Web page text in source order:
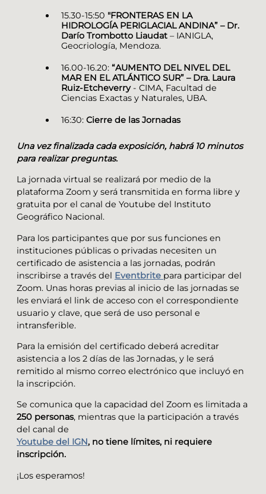
15.30-15:50 "FRONTERAS EN LA
HIDROLOGÍA PERIGLACIAL ANDINA” – Dr.
Darío Trombotto Liaudat – IANIGLA,
Geocriología, Mendoza.
16.00-16.20: “AUMENTO DEL NIVEL DEL
MAR EN EL ATLÁNTICO SUR” – Dra. Laura
Ruiz-Etcheverry- CIMA, Facultad de
Ciencias Exactas y Naturales, UBA.
16:30: Cierre de las Jornadas
Una vez finalizada cada exposición, habrá 10 minutos
para realizar preguntas.
La jornada virtual se realizará por medio de la
plataforma Zoom y será transmitida en forma libre y
gratuita por el canal de Youtube del Instituto
Geográfico Nacional.
Para los participantes que por sus funciones en
instituciones públicas o privadas necesiten un
certificado de asistencia a las jornadas, podrán
inscribirse a través del Eventbrite para participar del
Zoom. Unas horas previas al inicio de las jornadas se
les enviará el link de acceso con el correspondiente
usuario y clave, que será de uso personal e
intransferible.
Para la emisión del certificado deberá acreditar
asistencia a los 2 días de las Jornadas, y le será
remitido al mismo correo electrónico que incluyó en
la inscripción.
Se comunica que la capacidad del Zoom es limitada a
250 personas, mientras que la participación a través
del canal de
Youtube del IGN, no tiene límites, ni requiere
inscripción.
¡Los esperamos!